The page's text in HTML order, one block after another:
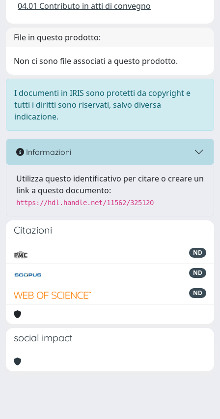
04.01 Contributo in atti di convegno
File in questo prodotto:
Non ci sono file associati a questo prodotto.
I documenti in IRIS sono protetti da copyright e
tutti i diritti sono riservati, salvo diversa
indicazione.
Informazioni
Utilizza questo identificativo per citare o creare un
link a questo documento:
https://hdl.handle.net/11562/325120
Citazioni
ND
ND
ND
social impact